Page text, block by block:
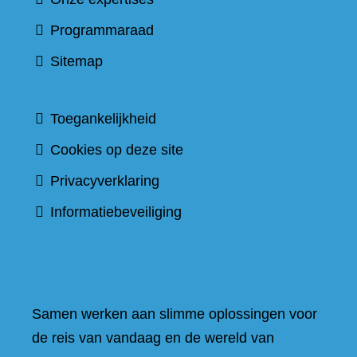
Programmaraad
Sitemap
Toegankelijkheid
Cookies op deze site
Privacyverklaring
Informatiebeveiliging
Samen werken aan slimme oplossingen voor
de reis van vandaag en de wereld van